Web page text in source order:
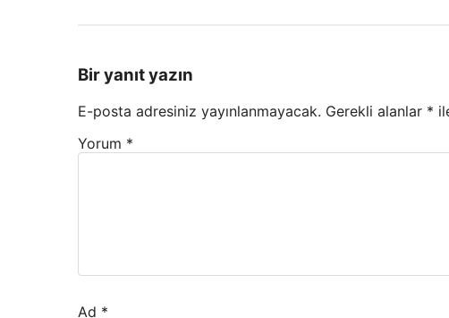
Bir yanıt yazın
E-posta adresiniz yayınlanmayacak. Gerekli alanlar *
Yorum *
Ad *